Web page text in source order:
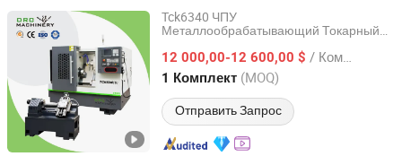
Tck6340 ЧПУ
Металлообрабатывающий Токарный
Превосходной Обработки
12 000,00-12 600,00 $ / Комплект
1 Комплект (MOQ)
Отправить Запрос
Dalian R&C Machinery Co., Ltd.
Liaoning, China с 2022